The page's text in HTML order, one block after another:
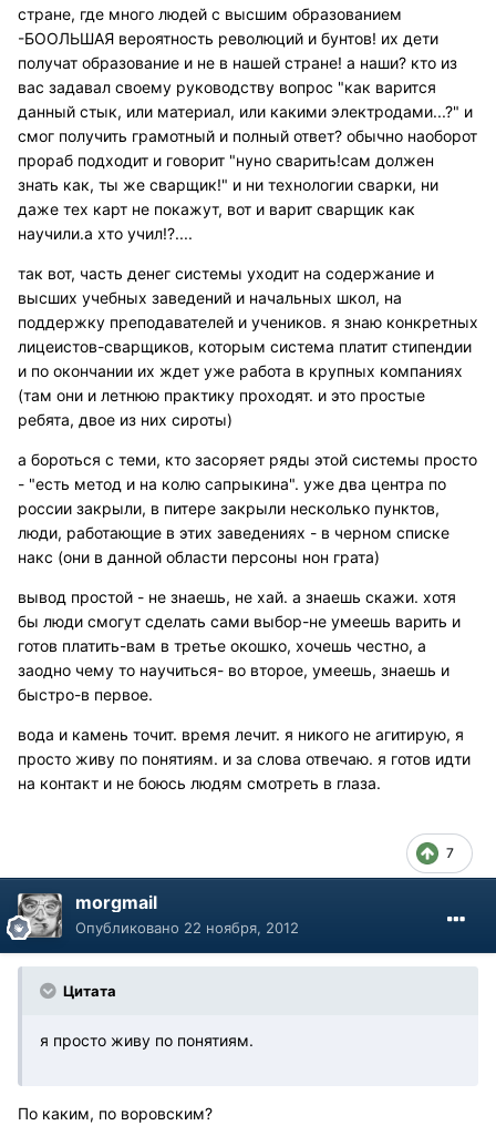
стране, где много людей с высшим образованием
-БООЛЬШАЯ вероятность революций и бунтов! их дети
получат образование и не в нашей стране! а наши? кто из
вас задавал своему руководству вопрос "как варится
данный стык, или материал, или какими электродами...?" и
смог получить грамотный и полный ответ? обычно наоборот
прораб подходит и говорит "нуно сварить!сам должен
знать как, ты же сварщик!" и ни технологии сварки, ни
даже тех карт не покажут, вот и варит сварщик как
научили.а хто учил!?....
так вот, часть денег системы уходит на содержание и
высших учебных заведений и начальных школ, на
поддержку преподавателей и учеников. я знаю конкретных
лицеистов-сварщиков, которым система платит стипендии
и по окончании их ждет уже работа в крупных компаниях
(там они и летнюю практику проходят. и это простые
ребята, двое из них сироты)
а бороться с теми, кто засоряет ряды этой системы просто
- "есть метод и на колю сапрыкина". уже два центра по
россии закрыли, в питере закрыли несколько пунктов,
люди, работающие в этих заведениях - в черном списке
накс (они в данной области персоны нон грата)
вывод простой - не знаешь, не хай. а знаешь скажи. хотя
бы люди смогут сделать сами выбор-не умеешь варить и
готов платить-вам в третье окошко, хочешь честно, а
заодно чему то научиться- во второе, умеешь, знаешь и
быстро-в первое.
вода и камень точит. время лечит. я никого не агитирую, я
просто живу по понятиям. и за слова отвечаю. я готов идти
на контакт и не боюсь людям смотреть в глаза.
7
morgmail
Опубликовано 22 ноября, 2012
Цитата
я просто живу по понятиям.
По каким, по воровским?